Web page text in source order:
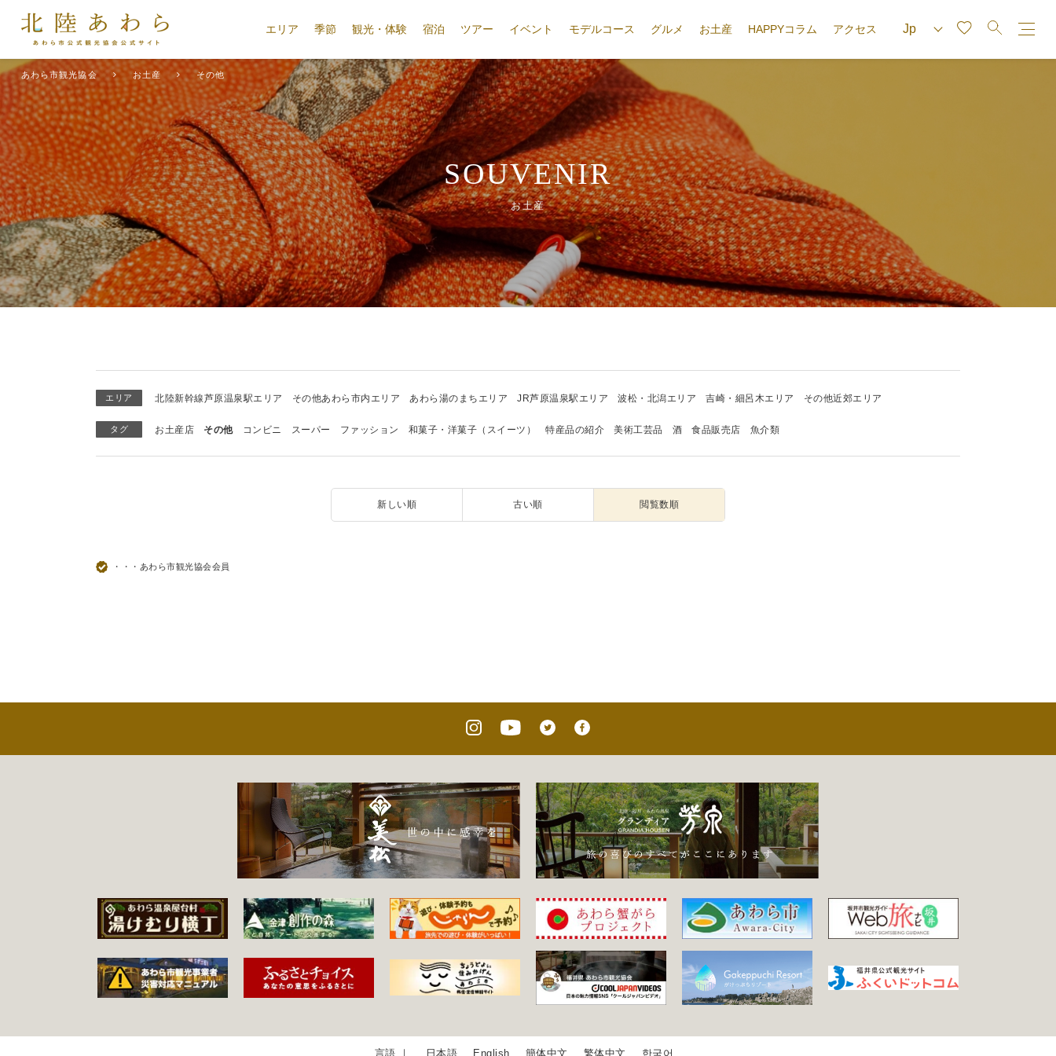
エリア 季節 観光・体験 宿泊 ツアー イベント モデルコース グルメ お土産 HAPPYコラム アクセス
あわら市観光協会 お土産 その他
SOUVENIR
お土産
エリア 北陸新幹線芦原温泉駅エリア その他あわら市内エリア あわら湯のまちエリア JR芦原温泉駅エリア 波松・北潟エリア 吉崎・細呂木エリア その他近郊エリア
タグ お土産店 その他 コンビニ スーパー ファッション 和菓子・洋菓子（スイーツ） 特産品の紹介 美術工芸品 酒 食品販売店 魚介類
新しい順 古い順 閲覧数順
・・・あわら市観光協会会員
日本語 English 簡体中文 繁体中文 한국어